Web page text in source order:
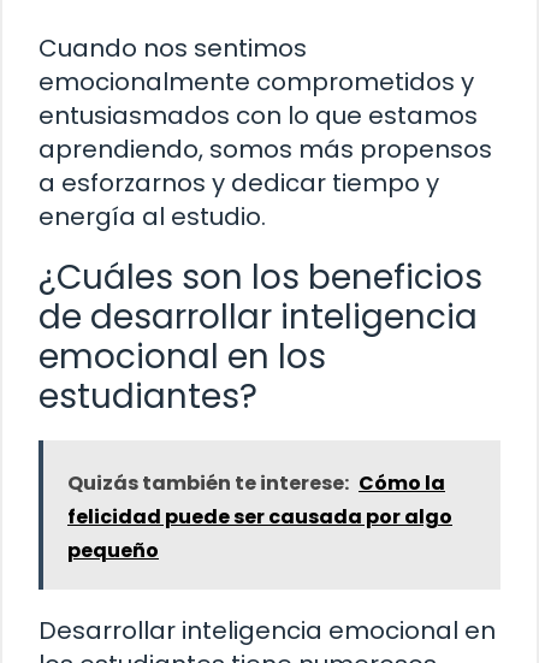
Cuando nos sentimos
emocionalmente comprometidos y
entusiasmados con lo que estamos
aprendiendo, somos más propensos
a esforzarnos y dedicar tiempo y
energía al estudio.
¿Cuáles son los beneficios
de desarrollar inteligencia
emocional en los
estudiantes?
Quizás también te interese: Cómo la
felicidad puede ser causada por algo
pequeño
Desarrollar inteligencia emocional en